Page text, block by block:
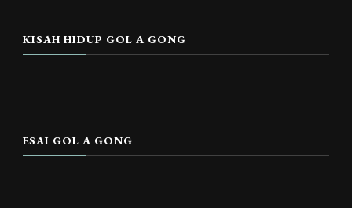
KISAH HIDUP GOL A GONG
ESAI GOL A GONG